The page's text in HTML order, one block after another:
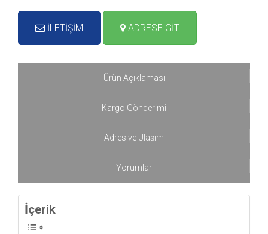
İLETİŞİM ADRESE GİT
Ürün Açıklaması
Kargo Gönderimi
Adres ve Ulaşım
Yorumlar
İçerik